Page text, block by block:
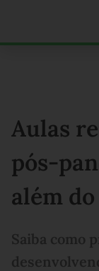
Aulas
pós-
além
Saiba como